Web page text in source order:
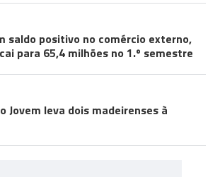
saldo positivo no comércio externo,
para 65,4 milhões no 1.º semestre
Jovem leva dois madeirenses à